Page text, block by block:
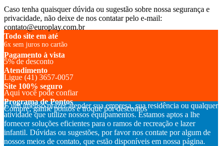
Caso tenha quaisquer dúvida ou sugestão sobre nossa segurança e
privacidade, não deixe de nos contatar pelo e-mail:
contato@europlay.com.br
Todo site em até
6x sem juros no cartão
Pagamento à vista
5% de desconto
Atendimento
Ligue (41) 3657-0057
Site 100% seguro
Aqui você pode confiar
Programa de Pontos
Compre, ganhe pontos e troque por descontos
É um imenso prazer atender sua empresa, sua residência ou qualquer
atividade que utilize nossos equipamentos. Estamos aptos a lhe
fornecer soluções eficientes para o ramos de recreação e lazer
infantil. Dúvidas ou sugestões, por favor nos contate por algum de
nossos meios de contato, que estão disponíveis em nossa página.